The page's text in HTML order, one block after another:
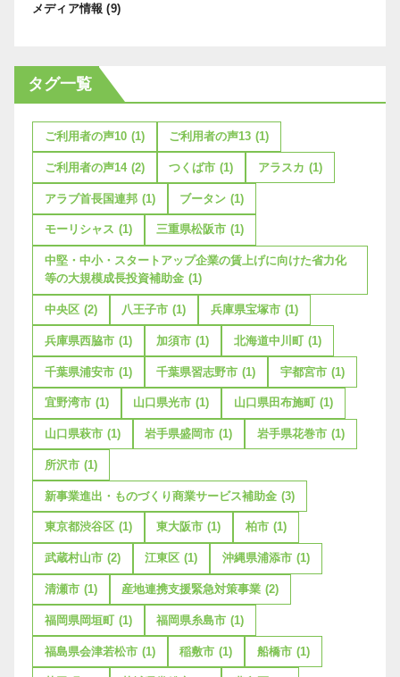
メディア情報 (9)
タグ一覧
ご利用者の声10 (1) ご利用者の声13 (1)
ご利用者の声14 (2) つくば市 (1) アラスカ (1)
アラブ首長国連邦 (1) ブータン (1)
モーリシャス (1) 三重県松阪市 (1)
中堅・中小・スタートアップ企業の賃上げに向けた省力化
等の大規模成長投資補助金 (1)
中央区 (2) 八王子市 (1) 兵庫県宝塚市 (1)
兵庫県西脇市 (1) 加須市 (1) 北海道中川町 (1)
千葉県浦安市 (1) 千葉県習志野市 (1) 宇都宮市 (1)
宜野湾市 (1) 山口県光市 (1) 山口県田布施町 (1)
山口県萩市 (1) 岩手県盛岡市 (1) 岩手県花巻市 (1)
所沢市 (1)
新事業進出・ものづくり商業サービス補助金 (3)
東京都渋谷区 (1) 東大阪市 (1) 柏市 (1)
武蔵村山市 (2) 江東区 (1) 沖縄県浦添市 (1)
清瀬市 (1) 産地連携支援緊急対策事業 (2)
福岡県岡垣町 (1) 福岡県糸島市 (1)
福島県会津若松市 (1) 稲敷市 (1) 船橋市 (1)